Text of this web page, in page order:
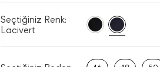
Seçtiğiniz Renk:
Lacivert